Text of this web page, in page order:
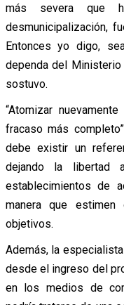
más severa
desmunicipalización,
Entonces yo digo,
dependa del Ministerio
sostuvo.
“Atomizar
fracaso más
debe existir un
dejando la
establecimientos de
manera que
objetivos.
Además, la
desde el ingreso del
en los medios de